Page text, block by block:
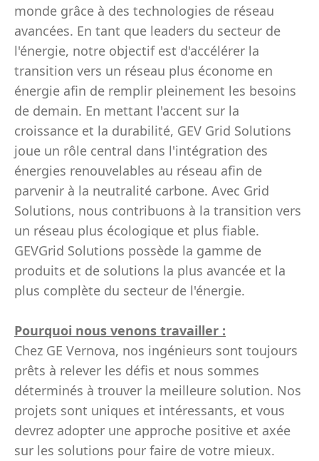
monde grâce à des technologies de réseau
avancées. En tant que leaders du secteur de
l'énergie, notre objectif est d'accélérer la
transition vers un réseau plus économe en
énergie afin de remplir pleinement les besoins
de demain. En mettant l'accent sur la
croissance et la durabilité, GEV Grid Solutions
joue un rôle central dans l'intégration des
énergies renouvelables au réseau afin de
parvenir à la neutralité carbone. Avec Grid
Solutions, nous contribuons à la transition vers
un réseau plus écologique et plus fiable.
GEVGrid Solutions possède la gamme de
produits et de solutions la plus avancée et la
plus complète du secteur de l'énergie.
Pourquoi nous venons travailler :
Chez GE Vernova, nos ingénieurs sont toujours
prêts à relever les défis et nous sommes
déterminés à trouver la meilleure solution. Nos
projets sont uniques et intéressants, et vous
devrez adopter une approche positive et axée
sur les solutions pour faire de votre mieux.